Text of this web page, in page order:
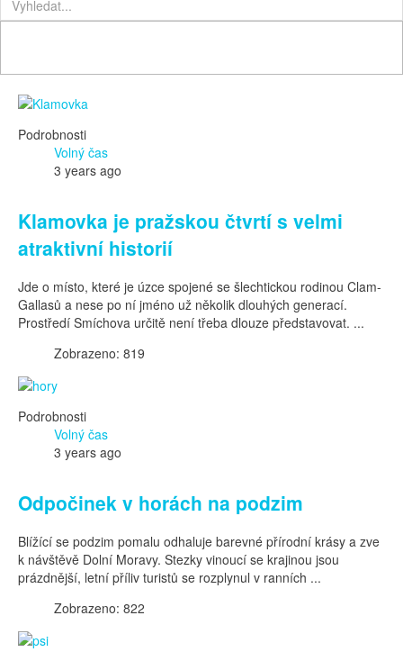
Podrobnosti
Volný čas
3 years ago
Klamovka je pražskou čtvrtí s velmi
atraktivní historií
Jde o místo, které je úzce spojené se šlechtickou rodinou Clam-
Gallasů a nese po ní jméno už několik dlouhých generací.
Prostředí Smíchova určitě není třeba dlouze představovat. ...
Zobrazeno: 819
Podrobnosti
Volný čas
3 years ago
Odpočinek v horách na podzim
Blížící se podzim pomalu odhaluje barevné přírodní krásy a zve
k návštěvě Dolní Moravy. Stezky vinoucí se krajinou jsou
prázdnější, letní příliv turistů se rozplynul v ranních ...
Zobrazeno: 822